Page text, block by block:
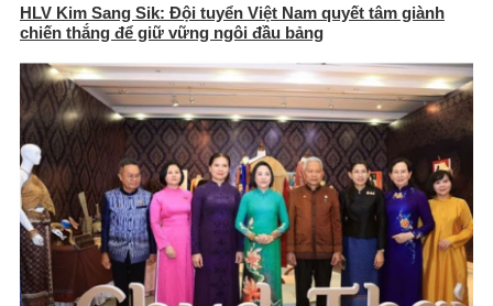
HLV Kim Sang Sik: Đội tuyển Việt Nam quyết tâm giành
chiến thắng để giữ vững ngôi đầu bảng